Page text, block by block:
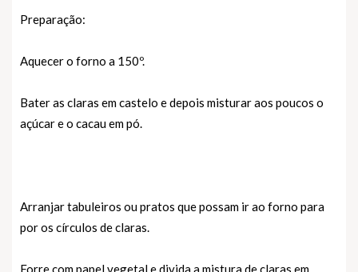
Preparação:
Aquecer o forno a 150º.
Bater as claras em castelo e depois misturar aos poucos o
açúcar e o cacau em pó.
Arranjar tabuleiros ou pratos que possam ir ao forno para
por os círculos de claras.
Forre com papel vegetal e divida a mistura de claras em